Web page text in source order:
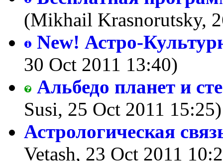
(Mikhail Krasnorutsky,
New! Астро-
30 Oct 2011 13:40)
Альбедо планет и
Susi, 25 Oct 2011 15:25)
Астрологическая
Vetash, 23 Oct 2011